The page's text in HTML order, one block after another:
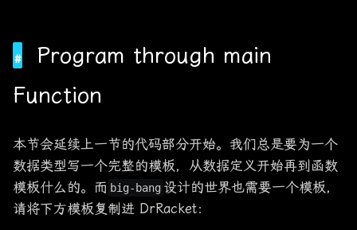
Program through main
Function
本节会延续上一节的代码部分开始。我们总是要为一个
数据类型写一个完整的模板，从数据定义开始再到函数
模板什么的。而 big-bang 设计的世界也需要一个模板，
请将下方模板复制进 DrRacket：